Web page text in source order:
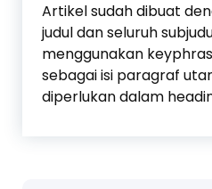
Artikel sudah dibuat
judul dan seluruh
menggunakan
sebagai isi paragraf
diperlukan dalam